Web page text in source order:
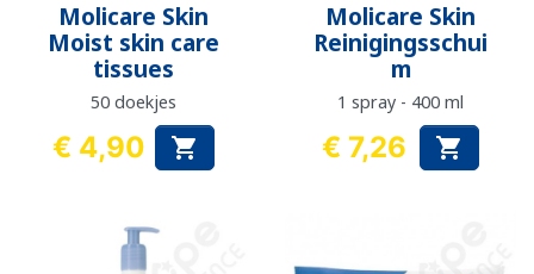
Molicare Skin
Moist skin care
tissues
50 doekjes
Prijs
€ 4,90 
Molicare Skin
Reinigingsschui
m
1 spray - 400 ml
Prijs
€ 7,26 